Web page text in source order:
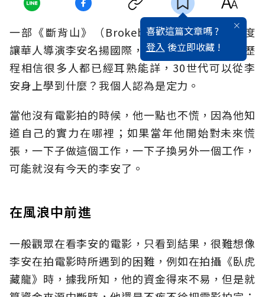
喜歡這篇文章嗎 ?
登入 後立即收藏 !
一部《斷背山》（Brokeback Mountain）再度
讓華人導演李安名揚國際，關於李安的電影心路歷
程相信很多人都已經耳熟能詳，30世代可以從李
安身上學到什麼？我個人認為是定力。
當他沒有電影拍的時候，他一點也不慌，因為他知
道自己的實力在哪裡；如果當年他開始對未來慌
張，一下子做這個工作，一下子換另外一個工作，
可能就沒有今天的李安了。
在風浪中前進
一般觀眾在看李安的電影，只看到結果，很難想像
李安在拍電影時所遇到的困難，例如在拍攝《臥虎
藏龍》時，據我所知，他的資金得來不易，但是就